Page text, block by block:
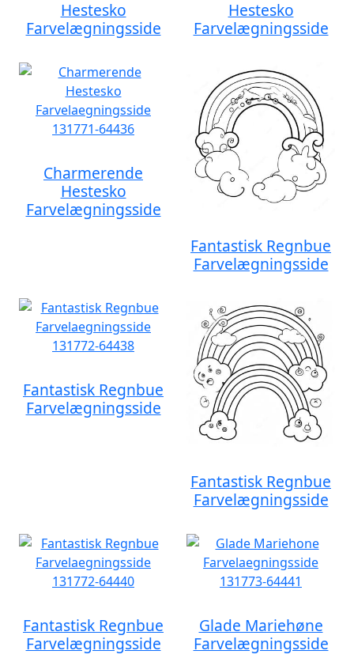
Hestesko
Farvelægningsside
Hestesko
Farvelægningsside
Charmerende
Hestesko
Farvelægningsside
Fantastisk Regnbue
Farvelægningsside
Fantastisk Regnbue
Farvelægningsside
Fantastisk Regnbue
Farvelægningsside
Fantastisk Regnbue
Farvelægningsside
Glade Mariehøne
Farvelægningsside